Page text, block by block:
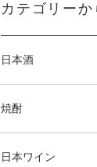
カテゴリーか
日本酒
焼酎
日本ワイン